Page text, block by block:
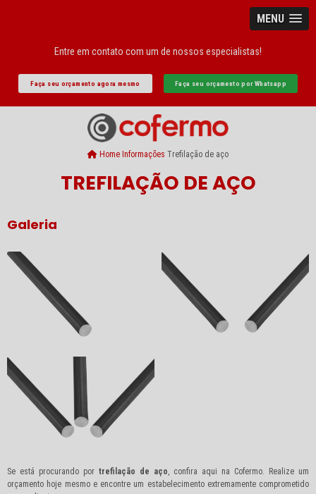
MENU
Entre em contato com um de nossos especialistas!
Faça seu orçamento agora mesmo Faça seu orçamento por Whatsapp
Home Informações Trefilação de aço
TREFILAÇÃO DE AÇO
Galeria
Se está procurando por trefilação de aço, confira aqui na Cofermo. Realize um
orçamento hoje mesmo e encontre um estabelecimento extremamente comprometido